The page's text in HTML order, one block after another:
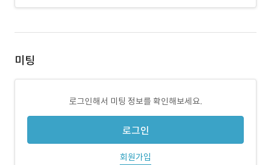
미팅
로그인해서 미팅 정보를 확인해보세요.
로그인
회원가입